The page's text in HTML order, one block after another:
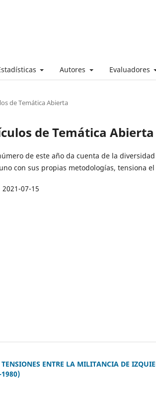
Autores Evaluadores
de Temática Abierta
de Temática Abierta
de este año da cuenta de la
con sus propias metodologías, tensiona
2021-07-15
ENTRE LA MILITANCIA DE
1980)